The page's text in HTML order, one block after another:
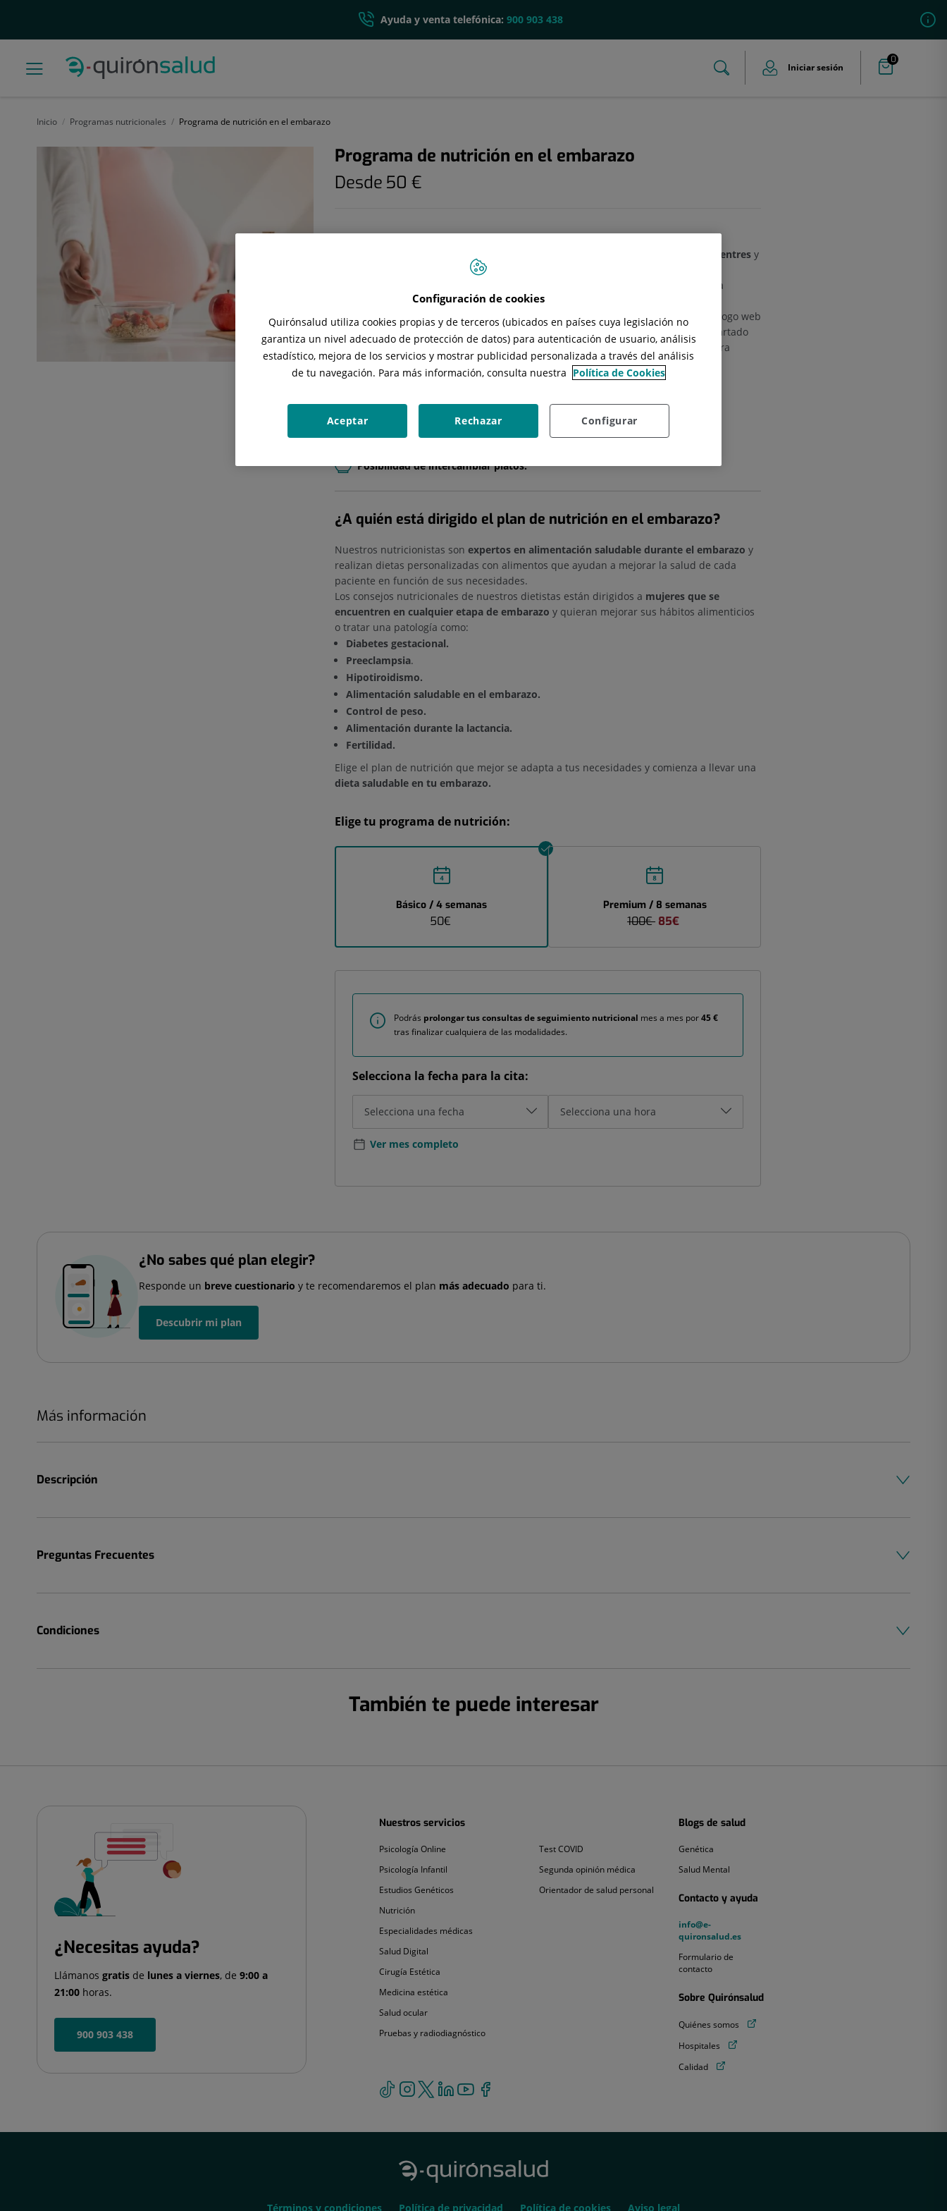
Ayuda y venta telefónica: 900 903 438
Iniciar sesión
0
Inicio Programas nutricionales Programa de nutrición en el embarazo
Programa de nutrición en el embarazo
Desde 50 €
fase del embarazo en la que te encuentres y
si sufres alguna patología asociada. Además, te ofreceremos recomendaciones
nutricionales para que tú y tu bebe tengáis un embarazo saludable mediante una
alimentación acorde a las circunstancias.
Nuestros especialistas están disponibles para resolver tus dudas a través del diálogo web
-mail, además de la videollamada quincenal y de valoración final. En el apartado
“Nutrición” de la App Quirónsalud tienes la posibilidad de intercambiar platos para
obtener nuevas recetas.
Recetas y lista de la compra de tu dieta personalizada.
Posibilidad de intercambiar platos.
¿A quién está dirigido el plan de nutrición en el embarazo?
Nuestros nutricionistas sonexpertos en alimentación saludable durante el embarazo y
realizan dietas personalizadas con alimentos que ayudan a mejorar la salud de cada
paciente en función de sus necesidades.
Los consejos nutricionales de nuestros dietistas están dirigidos a mujeres que se
encuentren en cualquier etapa de embarazo y quieran mejorar sus hábitos alimenticios
o tratar una patología como:
Diabetes gestacional.
Preeclampsia.
Hipotiroidismo.
Alimentación saludable en el embarazo.
Control de peso.
Alimentación durante la lactancia.
Fertilidad.
Elige el plan de nutrición que mejor se adapta a tus necesidades y comienza a llevar una
dieta saludable en tu embarazo.
Elige tu programa de nutrición:
Básico / 4 semanas
50€
Premium / 8 semanas
100€ 85€
Podrás prolongar tus consultas de seguimiento nutricional mes a mes por45 €
tras finalizar cualquiera de las modalidades.
Selecciona la fecha para la cita:
Ver mes completo
¿No sabes qué plan elegir?
Responde un breve cuestionario y te recomendaremos el plan más adecuado para ti.
Descubrir mi plan
Más información
Descripción
Preguntas Frecuentes
Condiciones
También te puede interesar
¿Necesitas ayuda?
Llámanos gratis de lunes a viernes, de 9:00 a
21:00 horas.
900 903 438
Nuestros servicios
Psicología
Psicología Online
Psicología
Psicología Infantil
Estudios
Estudios Genéticos
Nutrición
Nutrición
Especialidades
Especialidades médicas
Salud
Salud Digital
Cirugía
Cirugía Estética
Medicina
Medicina estética
Salud
Salud ocular
Pruebas
Pruebas y radiodiagnóstico
Test
Test COVID
Segunda
médica
Segunda opinión médica
Orientador
Orientador de salud personal
Blogs de salud
Genética
Genética
Salud
Salud Mental
Contacto y ayuda
info@e-
quironsalud.es
info@e-
quironsalud.es
Formulario
de
Formulario de
contacto
Sobre Quirónsalud
Quiénes
Quiénes somos
Hospitales
Hospitales
Calidad
Calidad
Términos
Términos y condiciones Política
Política de privacidad Política
Política de cookies Aviso
Aviso legal
Configuración de cookies
Quirónsalud utiliza cookies propias y de terceros (ubicados en países cuya legislación no
garantiza un nivel adecuado de protección de datos) para autenticación de usuario, análisis
estadístico, mejora de los servicios y mostrar publicidad personalizada a través del análisis
de tu navegación. Para más información, consulta nuestra Política de Cookies
Configurar
Rechazar
Aceptar